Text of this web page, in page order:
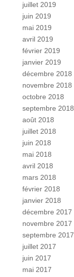
juillet 2019
juin 2019
mai 2019
avril 2019
février 2019
janvier 2019
décembre 2018
novembre 2018
octobre 2018
septembre 2018
août 2018
juillet 2018
juin 2018
mai 2018
avril 2018
mars 2018
février 2018
janvier 2018
décembre 2017
novembre 2017
septembre 2017
juillet 2017
juin 2017
mai 2017